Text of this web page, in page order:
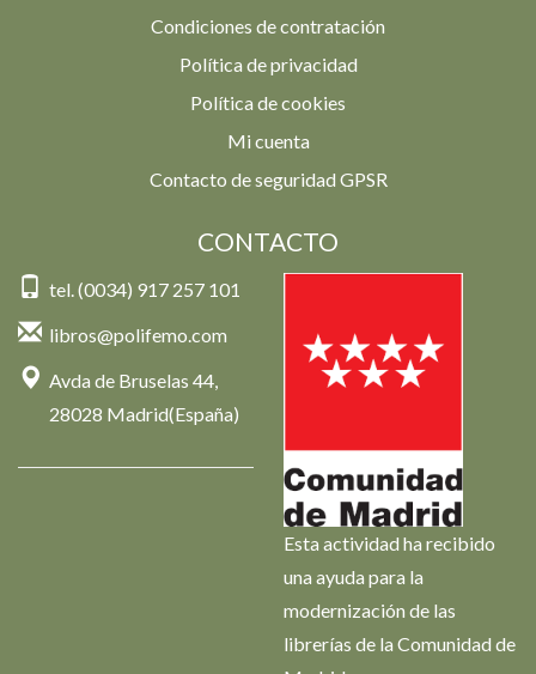
Condiciones de contratación
Política de privacidad
Política de cookies
Mi cuenta
Contacto de seguridad GPSR
CONTACTO
tel. (0034) 917 257 101
libros@polifemo.com
Avda de Bruselas 44,
28028 Madrid(España)
Esta actividad ha recibido
una ayuda para la
modernización de las
librerías de la Comunidad de